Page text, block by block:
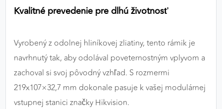
Kvalitné prevedenie pre dlhú životnosť
Vyrobený z odolnej hliníkovej zliatiny, tento rámik je
navrhnutý tak, aby odolával poveternostným vplyvom a
zachoval si svoj pôvodný vzhľad. S rozmermi
219x107×32,7 mm dokonale pasuje k vašej modulárnej
vstupnej stanici značky Hikvision.
správania používateľov naprieč webovými
stránkami. Umožňujú nám a našim partnerom
našom webe aj v reklamných sieťach tretích strán.
Google Ads
Poskytovateľ: Google